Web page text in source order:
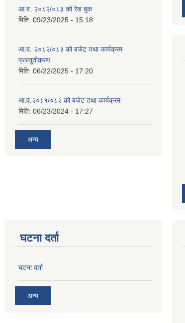
आ.व. २०८२/०८३ को रेड बुक
मिति: 09/23/2025 - 15:18
आ.व. २०८२/०८३ को बजेट तथा कार्यक्रम
प्रस्तुतीकरण
मिति: 06/22/2025 - 17:20
आ.व.२०८१/०८२ को बजेट तथा कार्यक्रम
मिति: 06/23/2024 - 17:27
अन्य
घटना दर्ता
घटना दर्ता
अन्य